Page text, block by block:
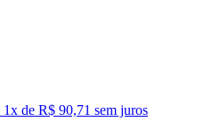
1x de R$ 90,71 sem juros